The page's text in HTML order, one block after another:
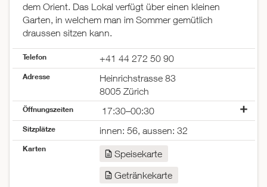
dem Orient. Das Lokal verfügt über einen kleinen
Garten, in welchem man im Sommer gemütlich
draussen sitzen kann.
Telefon +41 44 272 50 90
Adresse
Heinrichstrasse 83
8005 Zürich
Öffnungszeiten
17:30–00:30
Montag
geschlossen
10:00–14:00
17:30–00:30
17:30–00:30
Sitzplätze innen: 56, aussen: 32
Karten
Speisekarte
Getränkekarte